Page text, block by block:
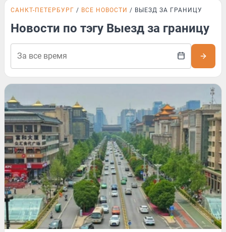
САНКТ-ПЕТЕРБУРГ ВСЕ НОВОСТИ ВЫЕЗД ЗА ГРАНИЦУ
Новости по тэгу Выезд за границу